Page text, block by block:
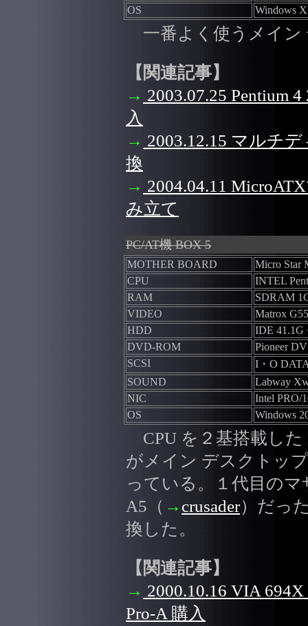
OS
Windows
一番よく使うメイン
【関連記事】
→ 2003.07.25 Pentium
入
→ 2003.12.15 マルチ
換
→ 2004.04.11
み立て
PC/AT機 BOX 5
MOTHER BOARD
Micro Star
CPU
INTEL
RAM
SDRAM
VIDEO
Matrox
HDD
IDE 41.1G
DVD-ROM
Pioneer
SCSI
I・O
SOUND
Labway
NIC
Intel PRO/
OS
Windows
CPU を２基搭載した
がメイン デスクトッ
っている。１代目のマ
A5（ → crusader）だっ
換した。
【関連記事】
→ 2000.10.16 VIA
Pro-A 購入